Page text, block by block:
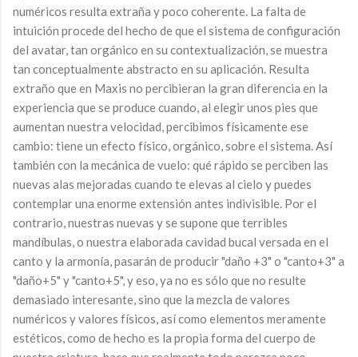
numéricos resulta extraña y poco coherente. La falta de
intuición procede del hecho de que el sistema de configuración
del avatar, tan orgánico en su contextualización, se muestra
tan conceptualmente abstracto en su aplicación. Resulta
extraño que en Maxis no percibieran la gran diferencia en la
experiencia que se produce cuando, al elegir unos pies que
aumentan nuestra velocidad, percibimos físicamente ese
cambio: tiene un efecto físico, orgánico, sobre el sistema. Así
también con la mecánica de vuelo: qué rápido se perciben las
nuevas alas mejoradas cuando te elevas al cielo y puedes
contemplar una enorme extensión antes indivisible. Por el
contrario, nuestras nuevas y se supone que terribles
mandíbulas, o nuestra elaborada cavidad bucal versada en el
canto y la armonía, pasarán de producir "daño +3" o "canto+3" a
"daño+5" y "canto+5", y eso, ya no es sólo que no resulte
demasiado interesante, sino que la mezcla de valores
numéricos y valores físicos, así como elementos meramente
estéticos, como de hecho es la propia forma del cuerpo de